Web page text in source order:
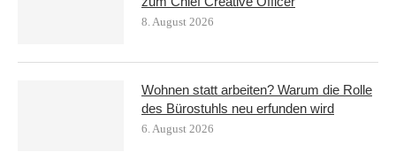
8. August 2026
Wohnen statt arbeiten? Warum die Rolle
des Bürostuhls neu erfunden wird
6. August 2026